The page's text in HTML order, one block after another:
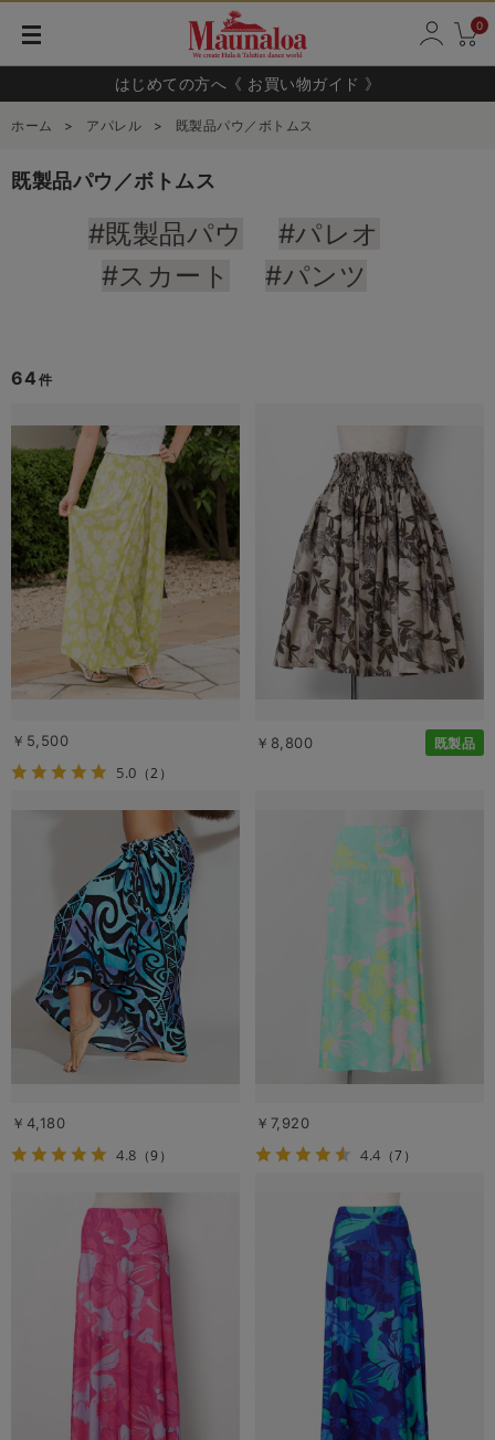
0
はじめての方へ《 お買い物ガイド 》
ホーム > アパレル > 既製品パウ／ボトムス
既製品パウ／ボトムス
#既製品パウ
#パレオ
#スカート
#パンツ
64 件
￥5,500
5.0 （2）
￥8,800 既製品
￥4,180
4.8 （9）
￥7,920
4.4 （7）